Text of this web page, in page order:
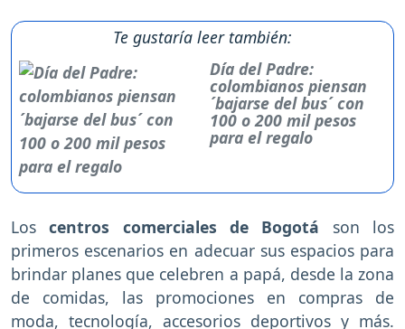
Te gustaría leer también:
Día del Padre:
colombianos piensan
´bajarse del bus´ con
100 o 200 mil pesos
para el regalo
Loscentros comerciales de Bogotá son los
primeros escenarios en adecuar sus espacios para
brindar planes que celebren a papá, desde la zona
de comidas, las promociones en compras de
moda, tecnología, accesorios deportivos y más.